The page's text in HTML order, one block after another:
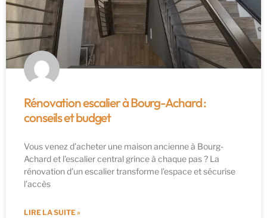
Rénovation escalier à Bourg-Achard :
conseils et budget
Vous venez d’acheter une maison ancienne à Bourg-
Achard et l’escalier central grince à chaque pas ? La
rénovation d’un escalier transforme l’espace et sécurise
l’accès
LIRE LA SUITE »